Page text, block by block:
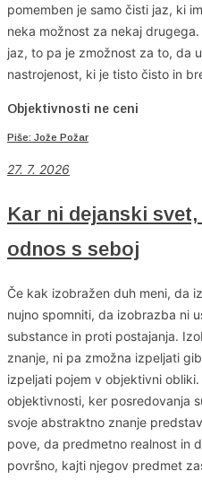
pomemben je samo čisti jaz, ki
neka možnost za nekaj
jaz, to pa je zmožnost za to, da
nastrojenost, ki je tisto čisto in
Objektivnosti ne ceni
Piše: Jože Požar
27. 7. 2026
Kar ni dejanski
odnos s seboj
Če kak izobražen duh meni, da
nujno spomniti, da izobrazba ni
substance in proti postajanja.
znanje, ni pa zmožna izpeljati
izpeljati pojem v objektivni
objektivnosti, ker posredovanja
svoje abstraktno znanje
pove, da predmetno realnost in
površno, kajti njegov predmet